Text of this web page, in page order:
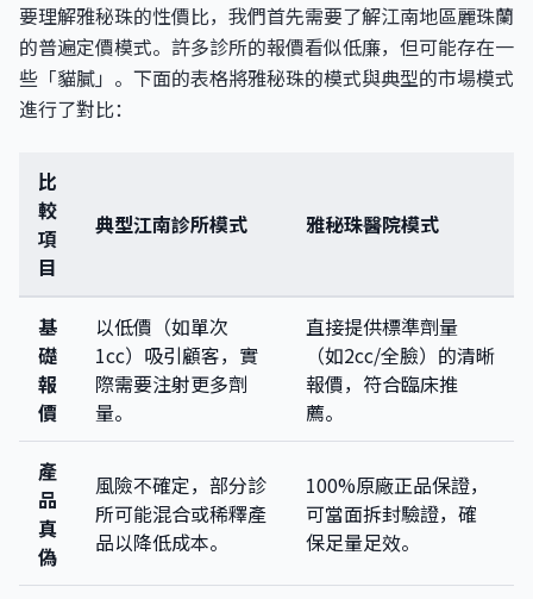
要理解雅秘珠的性價比，我們首先需要了解江南地區麗珠蘭
的普遍定價模式。許多診所的報價看似低廉，但可能存在一
些「貓膩」。下面的表格將雅秘珠的模式與典型的市場模式
進行了對比：
比
較
項
目
典型江南診所模式 雅秘珠醫院模式
基
礎
報
價
以低價（如單次
1cc）吸引顧客，實
際需要注射更多劑
量。
直接提供標準劑量
（如2cc/全臉）的清晰
報價，符合臨床推
薦。
產
品
真
偽
風險不確定，部分診
所可能混合或稀釋產
品以降低成本。
100%原廠正品保證，
可當面拆封驗證，確
保足量足效。